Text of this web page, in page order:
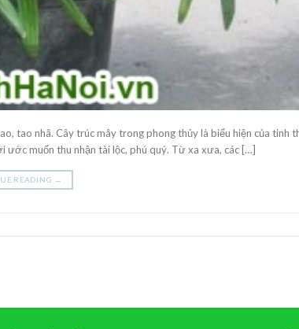
tao nhã. Cây trúc mây trong phong thủy là biểu hiện của tinh
ước muốn thu nhận tài lộc, phú quý. Từ xa xưa, các […]
READING →